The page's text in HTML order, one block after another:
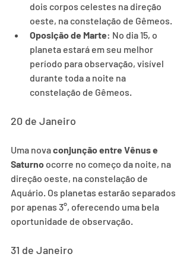
dois corpos celestes na direção
oeste, na constelação de Gêmeos.
Oposição de Marte: No dia 15, o
planeta estará em seu melhor
período para observação, visível
durante toda a noite na
constelação de Gêmeos.
20 de Janeiro
Uma nova conjunção entre Vênus e
Saturno ocorre no começo da noite, na
direção oeste, na constelação de
Aquário. Os planetas estarão separados
por apenas 3°, oferecendo uma bela
oportunidade de observação.
31 de Janeiro